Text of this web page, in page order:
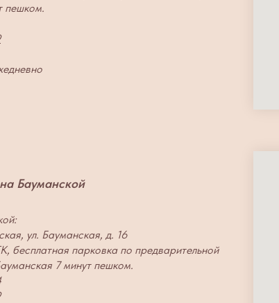
пешком.
Бауманской
ул. Бауманская, д. 16
бесплатная парковка по предварительной
7 минут пешком.